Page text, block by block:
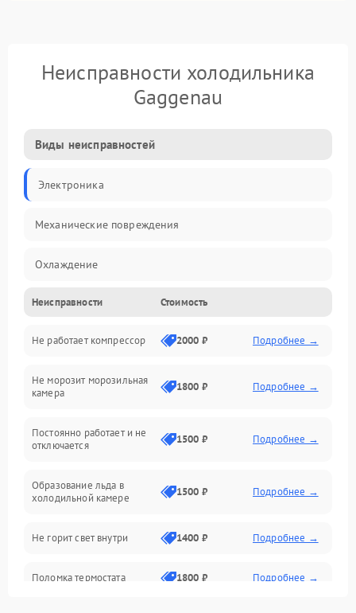
Неисправности холодильника
Gaggenau
Виды неисправностей
Электроника
Механические повреждения
Охлаждение
Механика
Электропитание
Дренаж
Неисправности Стоимость
Не работает компрессор 2000 ₽ Подробнее →
Не морозит морозильная
камера
1800 ₽ Подробнее →
Постоянно работает и не
отключается
1500 ₽ Подробнее →
Образование льда в
холодильной камере
1500 ₽ Подробнее →
Не горит свет внутри 1400 ₽ Подробнее →
Поломка термостата 1800 ₽ Подробнее →